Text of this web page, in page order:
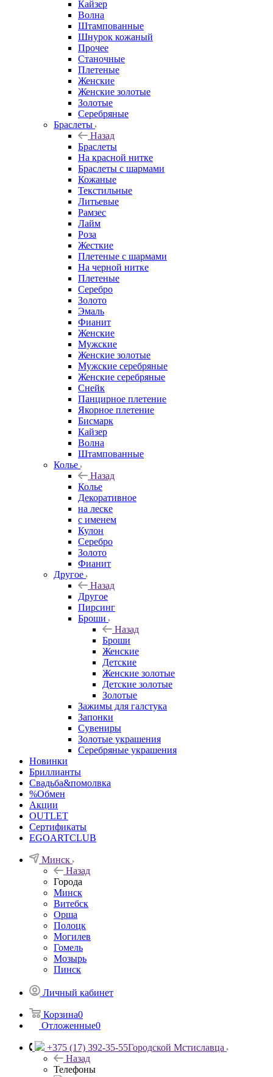
Кайзер
Волна
Штампованные
Шнурок кожаный
Прочее
Станочные
Плетеные
Женские
Женские золотые
Золотые
Серебряные
Браслеты
Назад
Браслеты
На красной нитке
Браслеты с шармами
Кожаные
Текстильные
Литьевые
Рамзес
Лайм
Роза
Жесткие
Плетеные с шармами
На черной нитке
Плетеные
Серебро
Золото
Эмаль
Фианит
Женские
Мужские
Женские золотые
Мужские серебряные
Женские серебряные
Снейк
Панцирное плетение
Якорное плетение
Бисмарк
Кайзер
Волна
Штампованные
Колье
Назад
Колье
Декоративное
на леске
с именем
Кулон
Серебро
Золото
Фианит
Другое
Назад
Другое
Пирсинг
Броши
Назад
Броши
Женские
Детские
Женские золотые
Детские золотые
Золотые
Зажимы для галстука
Запонки
Сувениры
Золотые украшения
Серебряные украшения
Новинки
Бриллианты
Свадьба&помолвка
%Обмен
Акции
OUTLET
Сертификаты
EGOARTCLUB
Минск
Назад
Города
Минск
Витебск
Орша
Полоцк
Могилев
Гомель
Мозырь
Пинск
Личный кабинет
Корзина0
Отложенные0
+375 (17) 392-35-55Городской Мстиславца
Назад
Телефоны